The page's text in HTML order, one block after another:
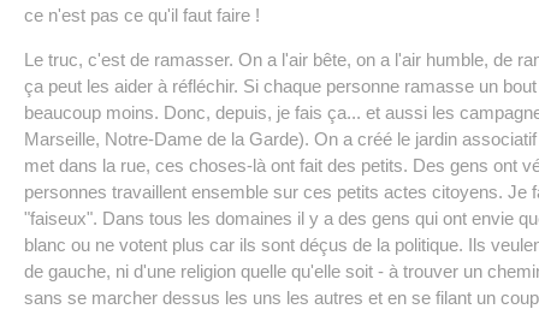
ce n'est pas ce qu'il faut faire !
Le truc, c'est de ramasser. On a l'air bête, on a l'air humble, de
ça peut les aider à réfléchir. Si chaque personne ramasse un
beaucoup moins. Donc, depuis, je fais ça... et aussi les
Marseille, Notre-Dame de la Garde). On a créé le jardin
met dans la rue, ces choses-là ont fait des petits. Des gens ont
personnes travaillent ensemble sur ces petits actes citoyens. Je
"faiseux". Dans tous les domaines il y a des gens qui ont envie
blanc ou ne votent plus car ils sont déçus de la politique. Ils
de gauche, ni d'une religion quelle qu'elle soit - à trouver un
sans se marcher dessus les uns les autres et en se filant un